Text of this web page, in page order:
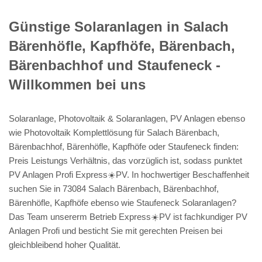
Günstige Solaranlagen in Salach
Bärenhöfle, Kapfhöfe, Bärenbach,
Bärenbachhof und Staufeneck -
Willkommen bei uns
Solaranlage, Photovoltaik & Solaranlagen, PV Anlagen ebenso
wie Photovoltaik Komplettlösung für Salach Bärenbach,
Bärenbachhof, Bärenhöfle, Kapfhöfe oder Staufeneck finden:
Preis Leistungs Verhältnis, das vorzüglich ist, sodass punktet
PV Anlagen Profi Express☀️PV️. In hochwertiger Beschaffenheit
suchen Sie in 73084 Salach Bärenbach, Bärenbachhof,
Bärenhöfle, Kapfhöfe ebenso wie Staufeneck Solaranlagen?
Das Team unsererm Betrieb Express☀️PV️ ist fachkundiger PV
Anlagen Profi und besticht Sie mit gerechten Preisen bei
gleichbleibend hoher Qualität.